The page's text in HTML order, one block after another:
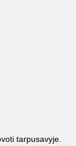
tarpusavyje.